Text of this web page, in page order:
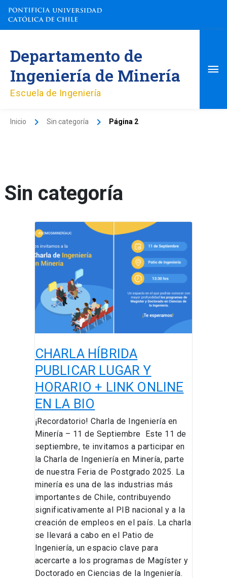
contenido
Departamento de
Ingeniería de Minería
Escuela de Ingeniería
Inicio Sin categoría Página 2
Sin categoría
CHARLA HÍBRIDA
PUBLICAR LUGAR Y
HORARIO + LINK ONLINE
EN LA BIO
¡Recordatorio! Charla de Ingeniería en
Minería – 11 de Septiembre Este 11 de
septiembre, te invitamos a participar en
la Charla de Ingeniería en Minería, parte
de nuestra Feria de Postgrado 2025. La
minería es una de las industrias más
importantes de Chile, contribuyendo
significativamente al PIB nacional y a la
creación de empleos en el país. La charla
se llevará a cabo en el Patio de
Ingeniería, un espacio clave para
acercarte a los programas de Magíster y
Doctorado en Ciencias de la Ingeniería.
CHARLA
HÍBRIDA
PUBLICAR
LUGAR
HORARIO
+
LINK
LA
BIO